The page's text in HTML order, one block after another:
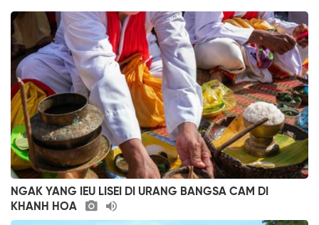
NGAK YANG IEU LISEI DI URANG BANGSA CAM DI
KHANH HOA